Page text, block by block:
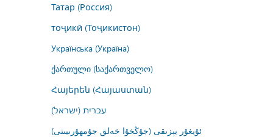
Татар (Россия)
тоҷикӣ (Тоҷикистон)
Українська (Україна)
ქართული (საქართველო)
Հայերեն (Հայաստան)
עברית (ישראל)
ئۇيغۇر يېزىقى (جۇڭخۇا خەلق جۇمھۇرىيىتى)